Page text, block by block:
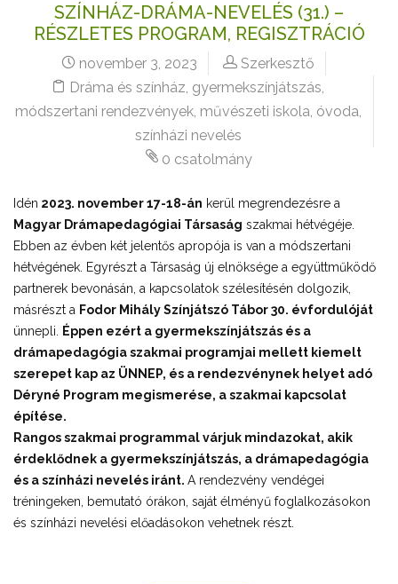
SZÍNHÁZ-DRÁMA-NEVELÉS (31.) –
RÉSZLETES PROGRAM, REGISZTRÁCIÓ
november 3, 2023
Szerkesztő
Dráma és színház gyermekszínjátszás
módszertani rendezvények, művészeti iskola óvoda
színházi nevelés
0 csatolmány
Idén 2023. november 17-18-án kerül megrendezésre a
Magyar Drámapedagógiai Társaság szakmai hétvégéje.
Ebben az évben két jelentős apropója is van a módszertani
hétvégének. Egyrészt a Társaság új elnöksége a együttműködő
partnerek bevonásán, a kapcsolatok szélesítésén dolgozik,
másrészt a Fodor Mihály Színjátszó Tábor 30. évfordulóját
ünnepli. Éppen ezért a gyermekszínjátszás és a
drámapedagógia szakmai programjai mellett kiemelt
szerepet kap az ÜNNEP, és a rendezvénynek helyet adó
Déryné Program megismerése, a szakmai kapcsolat
építése.
Rangos szakmai programmal várjuk mindazokat, akik
érdeklődnek a gyermekszínjátszás, a drámapedagógia
és a színházi nevelés iránt. A rendezvény vendégei
tréningeken, bemutató órákon, saját élményű foglalkozásokon
és színházi nevelési előadásokon vehetnek részt.